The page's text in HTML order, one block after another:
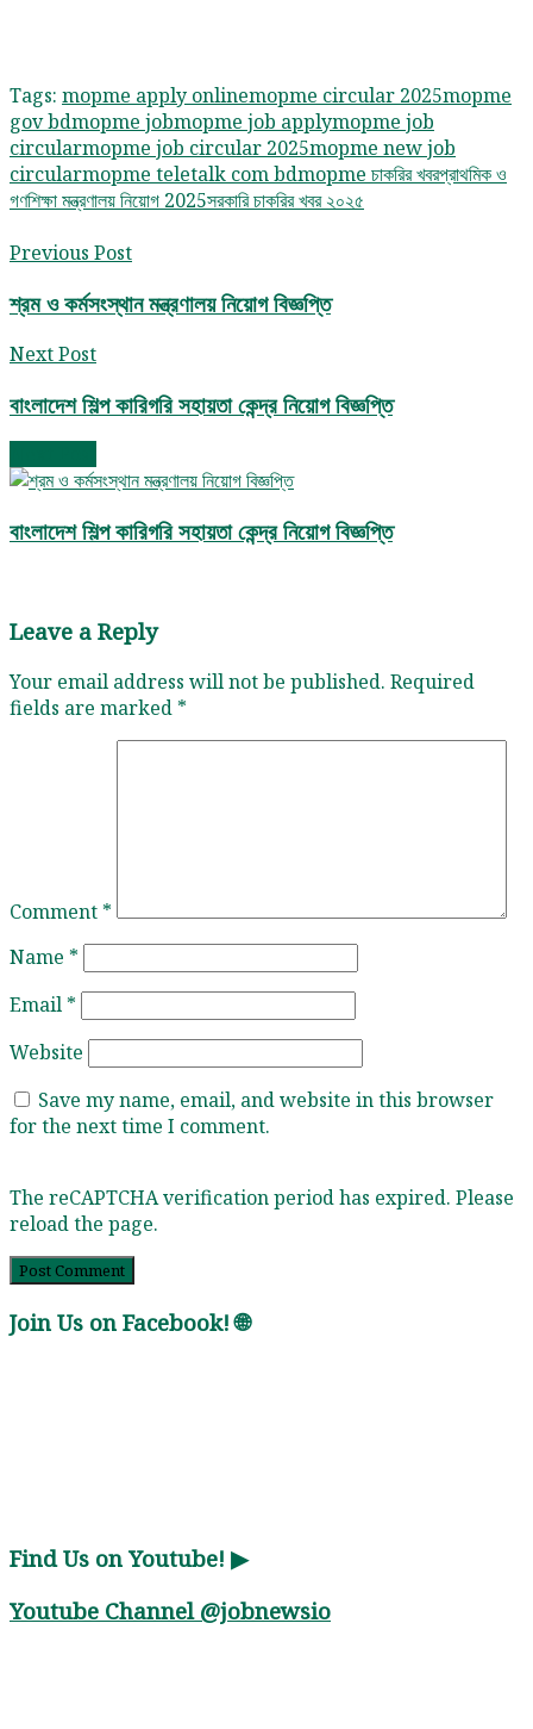
Tags: mopme apply onlinemopme circular 2025mopme
gov bdmopme jobmopme job applymopme job
circularmopme job circular 2025mopme new job
circularmopme teletalk com bdmopme চাকরির খবরপ্রাথমিক ও
গণশিক্ষা মন্ত্রণালয় নিয়োগ 2025সরকারি চাকরির খবর ২০২৫
Previous Post
শ্রম ও কর্মসংস্থান মন্ত্রণালয় নিয়োগ বিজ্ঞপ্তি
Next Post
বাংলাদেশ শিল্প কারিগরি সহায়তা কেন্দ্র নিয়োগ বিজ্ঞপ্তি
বাংলাদেশ শিল্প কারিগরি সহায়তা কেন্দ্র নিয়োগ বিজ্ঞপ্তি
Leave a Reply
Your email address will not be published. Required
fields are marked *
Comment *
Name *
Email *
Website
Save my name, email, and website in this browser
for the next time I comment.
The reCAPTCHA verification period has expired. Please
reload the page.
Join Us on Facebook! 🌐
Find Us on Youtube! ▶
Youtube Channel @jobnewsio